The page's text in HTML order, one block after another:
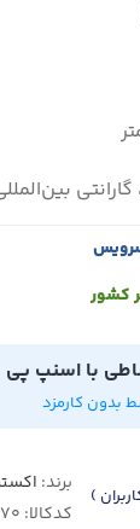
کشور
با اسنپ پی
بدون کارمزد
) برند:
کدکالا: